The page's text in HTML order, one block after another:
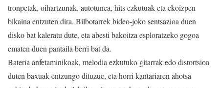
tronpetak, oihartzunak, autotunea, hits ezkutuak eta ekoizpen
bikaina entzuten dira. Bilbotarrek bideo-joko sentsazioa duen
disko bat kaleratu dute, eta abesti bakoitza esploratzeko gogoa
ematen duen pantaila berri bat da.
Bateria anfetaminikoak, melodia ezkutuko gitarrak edo distortsioa
duten baxuak entzungo dituzue, eta horri kantariaren ahotsa